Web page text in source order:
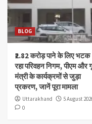
BLOG
₹2.82 करोड़ पाने के लिए भटक
रहा परिवहन निगम, पीएम और
मंत्री के कार्यक्रमों से जुड़ा
प्रकरण, जानें पूरा मामला
Uttarakhand
5 August
0